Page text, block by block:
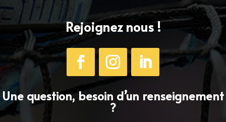
Rejoignez nous !
Une question, besoin d’un renseignement
?